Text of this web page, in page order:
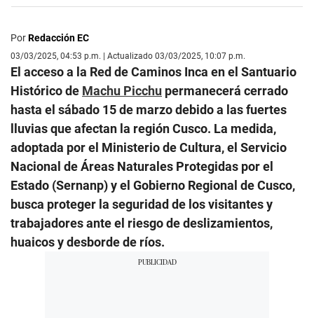
PorRedacción EC
03/03/2025, 04:53 p.m. | Actualizado 03/03/2025, 10:07 p.m.
El acceso a la Red de Caminos Inca en el Santuario
Histórico de Machu Picchu permanecerá cerrado
hasta el sábado 15 de marzo debido a las fuertes
lluvias que afectan la región Cusco. La medida,
adoptada por el Ministerio de Cultura, el Servicio
Nacional de Áreas Naturales Protegidas por el
Estado (Sernanp) y el Gobierno Regional de Cusco,
busca proteger la seguridad de los visitantes y
trabajadores ante el riesgo de deslizamientos,
huaicos y desborde de ríos.